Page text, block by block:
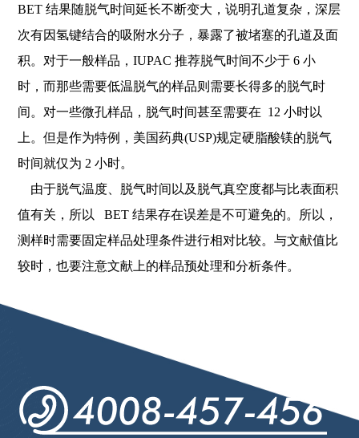
BET 结果随脱气时间延长不断变大，说明孔道复杂，深层
次有因氢键结合的吸附水分子，暴露了被堵塞的孔道及面
积。对于一般样品，IUPAC 推荐脱气时间不少于 6 小
时，而那些需要低温脱气的样品则需要长得多的脱气时
间。对一些微孔样品，脱气时间甚至需要在 12 小时以
上。但是作为特例，美国药典(USP)规定硬脂酸镁的脱气
时间就仅为 2 小时。
由于脱气温度、脱气时间以及脱气真空度都与比表面积
值有关，所以 BET 结果存在误差是不可避免的。所以，
测样时需要固定样品处理条件进行相对比较。与文献值比
较时，也要注意文献上的样品预处理和分析条件。